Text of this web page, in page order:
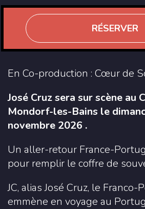
RÉSERVER
En Co-production : Cœur de
José Cruz sera sur scène au
Mondorf-les-Bains le
novembre 2026 .
Un aller-retour France-
pour remplir le coffre de
JC, alias José Cruz, le Franco-
emmène en voyage au